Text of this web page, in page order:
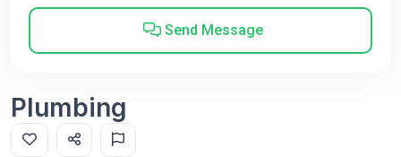
Send Message
Plumbing